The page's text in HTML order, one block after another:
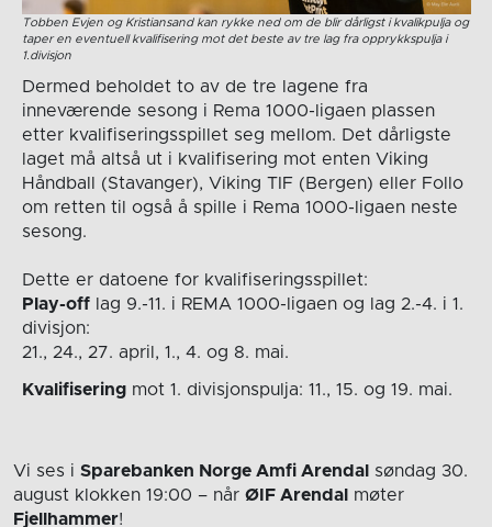
Tobben Evjen og Kristiansand kan rykke ned om de blir dårligst i kvalikpulja og
taper en eventuell kvalifisering mot det beste av tre lag fra opprykkspulja i
1.divisjon
Dermed beholdet to av de tre lagene fra
inneværende sesong i Rema 1000-ligaen plassen
etter kvalifiseringsspillet seg mellom. Det dårligste
laget må altså ut i kvalifisering mot enten Viking
Håndball (Stavanger), Viking TIF (Bergen) eller Follo
om retten til også å spille i Rema 1000-ligaen neste
sesong.
Dette er datoene for kvalifiseringsspillet:
Play-offlag 9.-11. i REMA 1000-ligaen og lag 2.-4. i 1.
divisjon:
21., 24., 27. april, 1., 4. og 8. mai.
Kvalifiseringmot 1. divisjonspulja: 11., 15. og 19. mai.
Vi ses i Sparebanken Norge Amfi Arendal
søndag 30.
august klokken 19:00 – når ØIF Arendal
møter
Fjellhammer!